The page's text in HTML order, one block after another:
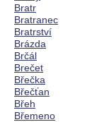
Bratr
Bratranec
Bratrství
Brázda
Brčál
Brečet
Břečka
Břečťan
Břeh
Břemeno